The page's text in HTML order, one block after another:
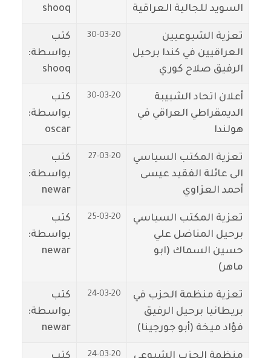
السويد للجالية العراقية
shooq
تعزية الشيوعيين
العراقيين في كندا برحيل
الرفيق صلاح كوري
30-03-20
كتب
بواسطة:
shooq
أعلان اتحاد الشبيبة
الديمقراطي العراقي في
هولندا
30-03-20
كتب
بواسطة:
oscar
تعزية المكتب السياسي
الى عائلة الفقيد عيسى
أحمد العزاوي
27-03-20
كتب
بواسطة:
newar
تعزية المكتب السياسي
برحيل المناضل علي
حسين السماك (ابو
ماهر)
25-03-20
كتب
بواسطة:
newar
تعزية منظمة الحزب في
بريطانيا برحيل الرفيق
فؤاد ميخة (أبو جورجينا)
24-03-20
كتب
بواسطة:
newar
24-03-20